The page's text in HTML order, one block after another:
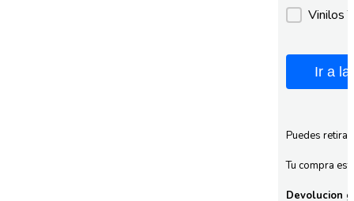
Vinilos
Ir a la
Puedes
Tu compra
Devolucion